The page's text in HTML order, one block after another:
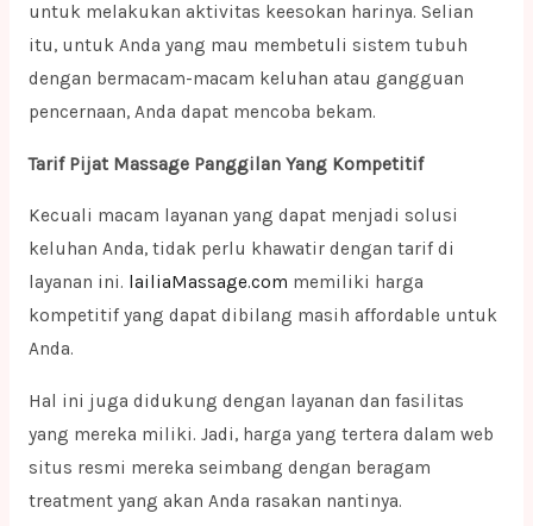
untuk melakukan aktivitas keesokan harinya. Selian
itu, untuk Anda yang mau membetuli sistem tubuh
dengan bermacam-macam keluhan atau gangguan
pencernaan, Anda dapat mencoba bekam.
Tarif Pijat Massage Panggilan Yang Kompetitif
Kecuali macam layanan yang dapat menjadi solusi
keluhan Anda, tidak perlu khawatir dengan tarif di
layanan ini. lailiaMassage.com memiliki harga
kompetitif yang dapat dibilang masih affordable untuk
Anda.
Hal ini juga didukung dengan layanan dan fasilitas
yang mereka miliki. Jadi, harga yang tertera dalam web
situs resmi mereka seimbang dengan beragam
treatment yang akan Anda rasakan nantinya.